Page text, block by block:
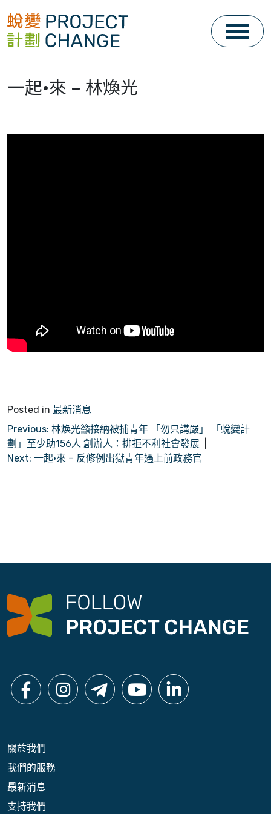
Skip
to
一起•來 – 林煥光
Posted in 最新消息
文
章
導
Previous: 林煥光籲接納被捕青年 「勿只講嚴」 「蛻變計
劃」至少助156人 創辦人：排拒不利社會發展
Next: 一起•來 – 反修例出獄青年遇上前政務官
關於我們
我們的服務
最新消息
支持我們